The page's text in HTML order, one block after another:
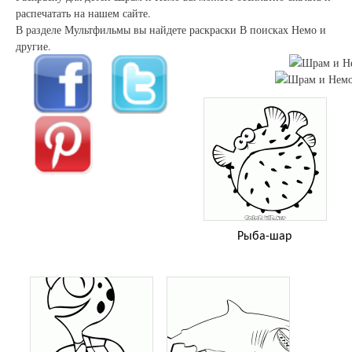
распечатать на нашем сайте.
В разделе Мультфильмы вы найдете раскраски В поисках Немо и
другие.
Рыба-шар